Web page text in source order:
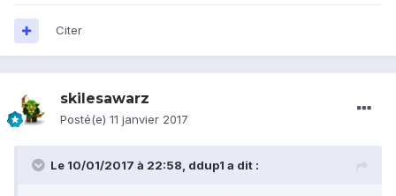
Citer
skilesawarz
Posté(e) 11 janvier 2017
Le 10/01/2017 à 22:58, ddup1 a dit :